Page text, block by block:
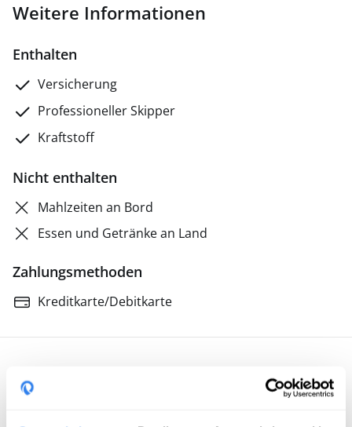
Weitere Informationen
Enthalten
Versicherung
Professioneller Skipper
Kraftstoff
Nicht enthalten
Mahlzeiten an Bord
Essen und Getränke an Land
Zahlungsmethoden
Kreditkarte/Debitkarte
5 · 122 Bewertungen